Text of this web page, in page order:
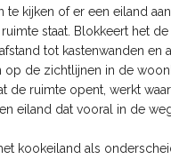
te kijken of er een eiland
staat. Blokkeert het
tot kastenwanden en
op de zichtlijnen in de
de ruimte opent, werkt
eiland dat vooral in de
kookeiland als